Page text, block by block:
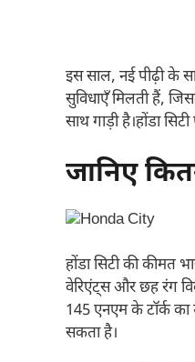
इस साल, नई पीढ़ी के
सुविधाएँ मिलती हैं,
साथ गाड़ी है।होंडा
जानिए
होंडा सिटी की कीमत
वेरिएंट्स और छह रंग
145 एनएम के टॉर्क
सकता है।